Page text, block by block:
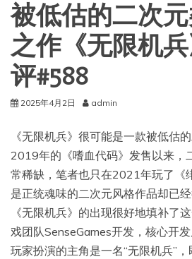
被低估的二次
之作《无限机
评#588
2025年4月2日 admin
《无限机兵》很可能是一款被低估
2019年的《嗜血代码》发售以来，
常稀缺，笔者也只在2021年玩了《
是正统魂味的二次元风格作品却已
《无限机兵》的出现很好地填补了
戏团队SenseGames开发，核心开发
玩家扮演的主角是一名“无限机兵”